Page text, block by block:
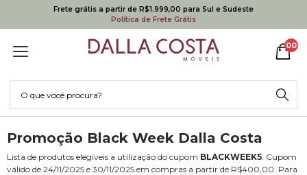
Frete grátis a partir de R$1.999,00 para Sul e Sudeste
Política de Frete Grátis
00
Promoção Black Week Dalla Costa
Lista de produtos elegíveis a utilização do cupom BLACKWEEK5. Cupom
válido de 24/11/2025 e 30/11/2025 em compras a partir de R$400,00. Para